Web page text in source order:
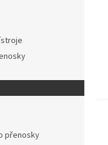
přenosky